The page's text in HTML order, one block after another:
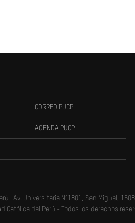
CORREO PUCP
AGENDA PUCP
| Av. Universitaria N°1801, San Miguel,
Católica del Perú - Todos los derechos